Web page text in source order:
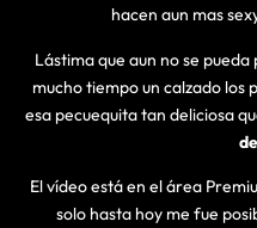
hacen aun mas
Lástima que aun no se
mucho tiempo un calzado los
esa pecuequita tan deliciosa
El vídeo está en el área
solo hasta hoy me fue